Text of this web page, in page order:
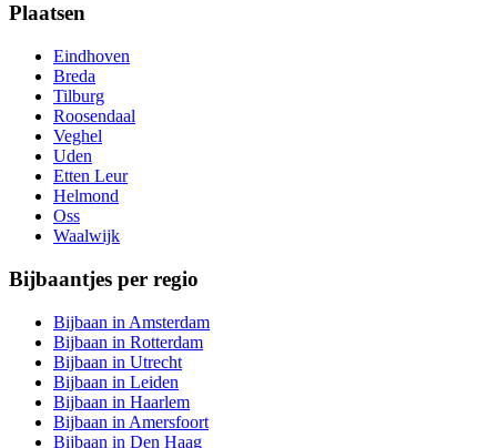
Plaatsen
Eindhoven
Breda
Tilburg
Roosendaal
Veghel
Uden
Etten Leur
Helmond
Oss
Waalwijk
Bijbaantjes per regio
Bijbaan in Amsterdam
Bijbaan in Rotterdam
Bijbaan in Utrecht
Bijbaan in Leiden
Bijbaan in Haarlem
Bijbaan in Amersfoort
Bijbaan in Den Haag